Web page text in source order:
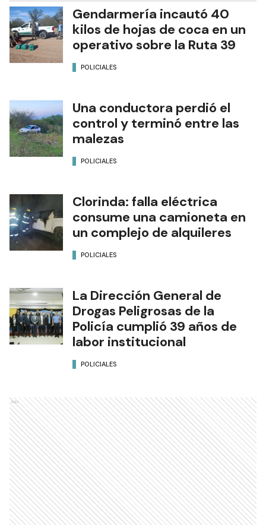
Gendarmería incautó 40
kilos de hojas de coca en un
operativo sobre la Ruta 39
POLICIALES
Una conductora perdió el
control y terminó entre las
malezas
POLICIALES
Clorinda: falla eléctrica
consume una camioneta en
un complejo de alquileres
POLICIALES
La Dirección General de
Drogas Peligrosas de la
Policía cumplió 39 años de
labor institucional
POLICIALES
Ads